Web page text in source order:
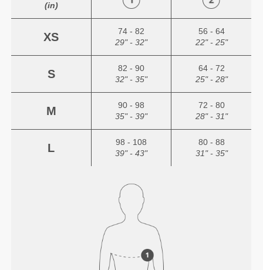
(in)
XS
74 - 82
29" - 32"
56 - 64
22" - 25"
S
82 - 90
32" - 35"
64 - 72
25" - 28"
M
90 - 98
35" - 39"
72 - 80
28" - 31"
L
98 - 108
39" - 43"
80 - 88
31" - 35"